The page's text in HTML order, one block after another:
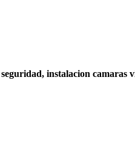
instalacion camaras